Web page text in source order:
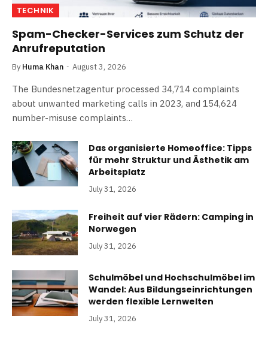
TECHNIK
Spam-Checker-Services zum Schutz der
Anrufreputation
By Huma Khan August 3, 2026
The Bundesnetzagentur processed 34,714 complaints
about unwanted marketing calls in 2023, and 154,624
number-misuse complaints…
Das organisierte Homeoffice: Tipps
für mehr Struktur und Ästhetik am
Arbeitsplatz
July 31, 2026
Freiheit auf vier Rädern: Camping in
Norwegen
July 31, 2026
Schulmöbel und Hochschulmöbel im
Wandel: Aus Bildungseinrichtungen
werden flexible Lernwelten
July 31, 2026